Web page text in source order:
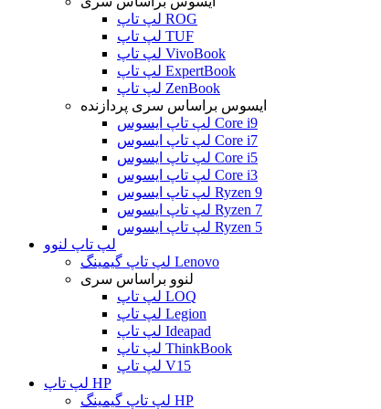
لپ تاپ ROG
لپ تاپ TUF
لپ تاپ VivoBook
لپ تاپ ExpertBook
لپ تاپ ZenBook
ایسوس براساس سری پردازنده
لپ تاپ ایسوس Core i9
لپ تاپ ایسوس Core i7
لپ تاپ ایسوس Core i5
لپ تاپ ایسوس Core i3
لپ تاپ ایسوس Ryzen 9
لپ تاپ ایسوس Ryzen 7
لپ تاپ ایسوس Ryzen 5
لپ تاپ لنوو
لپ تاپ گیمینگ Lenovo
لنوو براساس سری
لپ تاپ LOQ
لپ تاپ Legion
لپ تاپ Ideapad
لپ تاپ ThinkBook
لپ تاپ V15
لپ تاپ HP
لپ تاپ گیمینگ HP